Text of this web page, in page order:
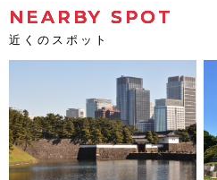
NEARBY SPOT
近くのスポット